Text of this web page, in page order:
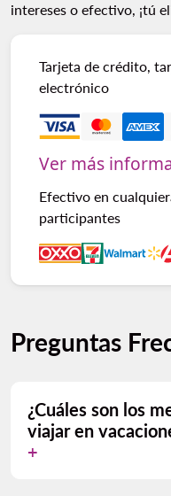
intereses o efectivo, ¡tú
Tarjeta de crédito,
electrónico
Ver más
Efectivo en
participantes
Preguntas
¿Cuáles son los
viajar en